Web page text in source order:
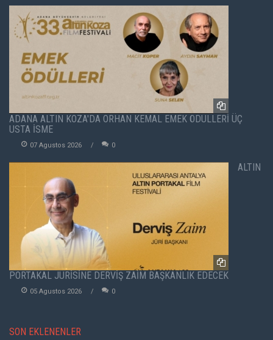
ADANA ALTIN KOZA'DA ORHAN KEMAL EMEK ÖDÜLLERİ ÜÇ
USTA İSME
07 Agustos 2026 0
ALTIN
PORTAKAL JÜRİSİNE DERVİŞ ZAİM BAŞKANLIK EDECEK
05 Agustos 2026 0
SON EKLENENLER